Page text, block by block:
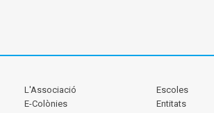
L'Associació
E-Colònies
Escoles
Entitats